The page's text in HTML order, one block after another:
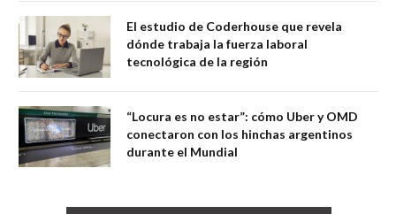
El estudio de Coderhouse que revela
dónde trabaja la fuerza laboral
tecnológica de la región
“Locura es no estar”: cómo Uber y OMD
conectaron con los hinchas argentinos
durante el Mundial